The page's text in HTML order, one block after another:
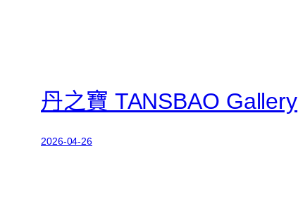
丹之寶 TANSBAO Gallery
2026-04-26